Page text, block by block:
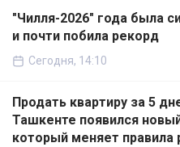
"Чилля-2026" года была
и почти побила рекорд
Сегодня, 14:10
Продать квартиру за 5
Ташкенте появился
который меняет правила